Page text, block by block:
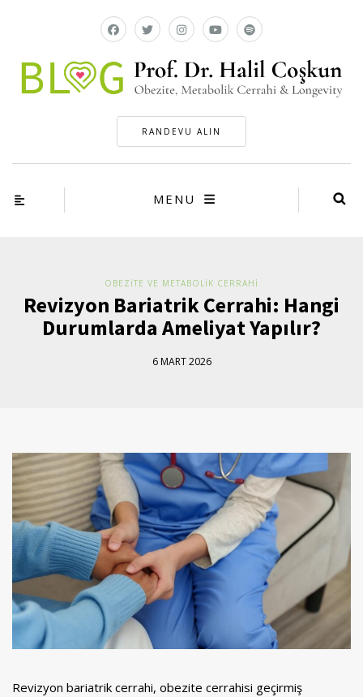
RANDEVU ALIN
MENU
OBEZITE VE METABOLIK CERRAHI
Revizyon Bariatrik Cerrahi: Hangi
Durumlarda Ameliyat Yapılır?
6 MART 2026
Revizyon bariatrik cerrahi, obezite cerrahisi geçirmiş